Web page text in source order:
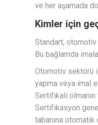
ve her aşamada
Kimler için
Standart,
Bu bağlamda
Otomotiv sektörü
yapma veya imal
Sertifikalı olmanın
Sertifikasyon
tabanına